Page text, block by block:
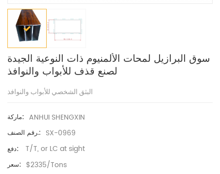
سوق البرازيل لمحات الألمنيوم ذات النوعية الجيدة
لصنع قذف للأبواب والنوافذ
البثق الشخصي للأبواب والنوافذ
ماركة: ANHUI SHENGXIN
رقم الصنف.: SX-0969
دفع: T/T, or LC at sight
سعر: $2335/Tons